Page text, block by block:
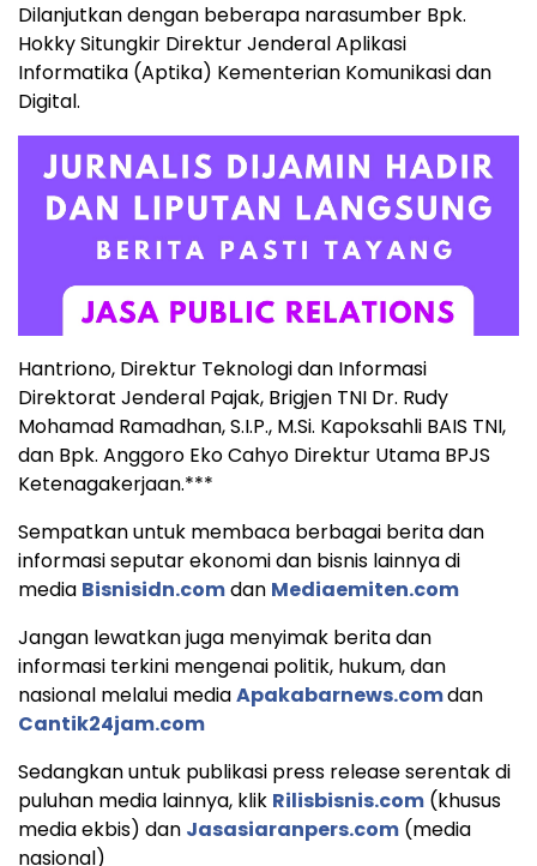
Dilanjutkan dengan beberapa narasumber Bpk.
Hokky Situngkir Direktur Jenderal Aplikasi
Informatika (Aptika) Kementerian Komunikasi dan
Digital.
Hantriono, Direktur Teknologi dan Informasi
Direktorat Jenderal Pajak, Brigjen TNI Dr. Rudy
Mohamad Ramadhan, S.I.P., M.Si. Kapoksahli BAIS TNI,
dan Bpk. Anggoro Eko Cahyo Direktur Utama BPJS
Ketenagakerjaan.***
Sempatkan untuk membaca berbagai berita dan
informasi seputar ekonomi dan bisnis lainnya di
media Bisnisidn.comdan Mediaemiten.com
Jangan lewatkan juga menyimak berita dan
informasi terkini mengenai politik, hukum, dan
nasional melalui mediaApakabarnews.comdan
Cantik24jam.com
Sedangkan untuk publikasi press release serentak di
puluhan media lainnya, klik Rilisbisnis.com (khusus
media ekbis) dan Jasasiaranpers.com (media
nasional)